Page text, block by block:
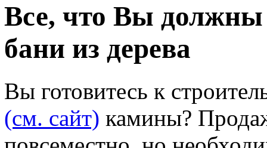
Все, что Вы должны
бани из дерева
Вы готовитесь к
(см. сайт) камины?